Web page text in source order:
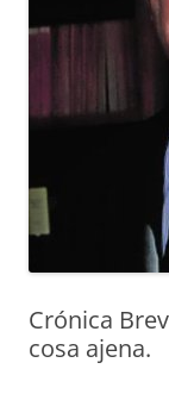
Crónica
cosa ajena.